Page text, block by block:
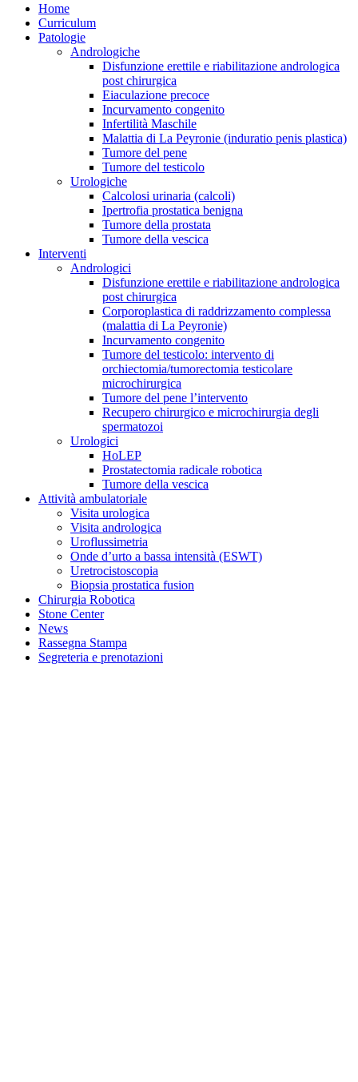
Home
Curriculum
Patologie
Andrologiche
Disfunzione erettile e riabilitazione andrologica
post chirurgica
Eiaculazione precoce
Incurvamento congenito
Infertilità Maschile
Malattia di La Peyronie (induratio penis plastica)
Tumore del pene
Tumore del testicolo
Urologiche
Calcolosi urinaria (calcoli)
Ipertrofia prostatica benigna
Tumore della prostata
Tumore della vescica
Interventi
Andrologici
Disfunzione erettile e riabilitazione andrologica
post chirurgica
Corporoplastica di raddrizzamento complessa
(malattia di La Peyronie)
Incurvamento congenito
Tumore del testicolo: intervento di
orchiectomia/tumorectomia testicolare
microchirurgica
Tumore del pene l’intervento
Recupero chirurgico e microchirurgia degli
spermatozoi
Urologici
HoLEP
Prostatectomia radicale robotica
Tumore della vescica
Attività ambulatoriale
Visita urologica
Visita andrologica
Uroflussimetria
Onde d’urto a bassa intensità (ESWT)
Uretrocistoscopia
Biopsia prostatica fusion
Chirurgia Robotica
Stone Center
News
Rassegna Stampa
Segreteria e prenotazioni